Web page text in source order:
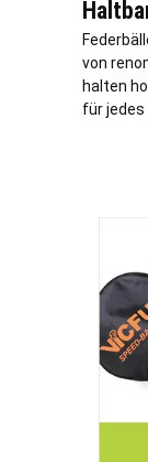
von
halten
für jedes